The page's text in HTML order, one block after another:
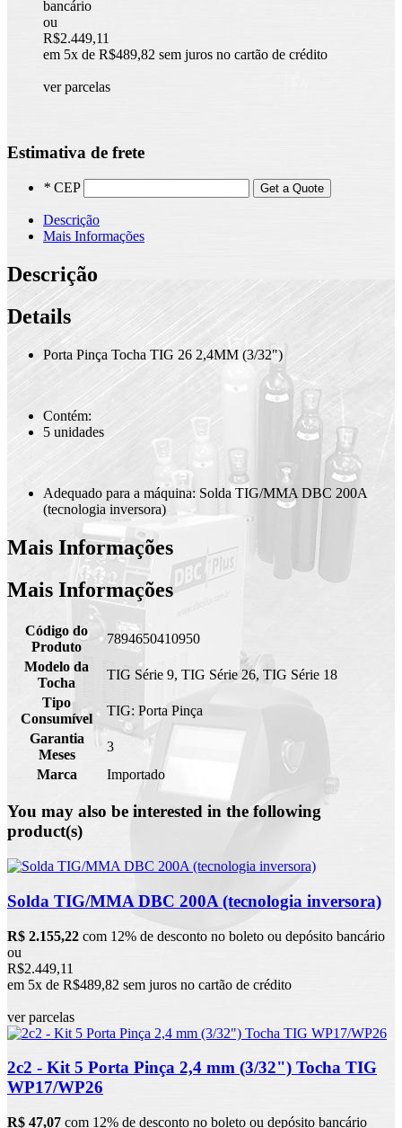
bancário
ou
R$2.449,11
em 5x de R$489,82 sem juros no cartão de crédito
ver parcelas
Estimativa de frete
* CEP Get a Quote
Descrição
Mais Informações
Descrição
Details
Porta Pinça Tocha TIG 26 2,4MM (3/32")
Contém:
5 unidades
Adequado para a máquina: Solda TIG/MMA DBC 200A
(tecnologia inversora)
Mais Informações
Mais Informações
Código do
Produto
7894650410950
Modelo da
Tocha
TIG Série 9, TIG Série 26, TIG Série 18
Tipo
Consumível
TIG: Porta Pinça
Garantia
Meses
3
Marca
Importado
You may also be interested in the following
product(s)
Solda TIG/MMA DBC 200A (tecnologia inversora)
R$ 2.155,22 com 12% de desconto no boleto ou depósito bancário
ou
R$2.449,11
em 5x de R$489,82 sem juros no cartão de crédito
ver parcelas
2c2 - Kit 5 Porta Pinça 2,4 mm (3/32") Tocha TIG
WP17/WP26
R$ 47,07 com 12% de desconto no boleto ou depósito bancário